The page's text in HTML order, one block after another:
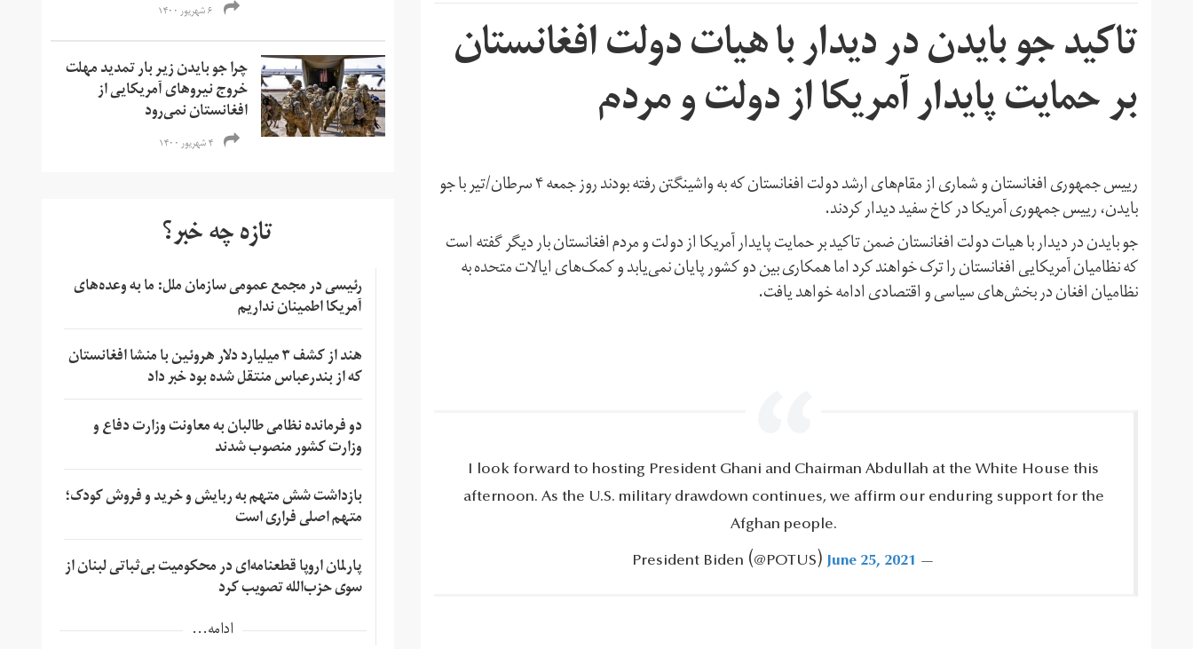
تاکید جو بایدن در دیدار با هیات دولت افغانستان
بر حمایت پایدار آمریکا از دولت و مردم
رییس جمهوری افغانستان و شماری از مقام‌های ارشد دولت افغانستان که به واشینگتن رفته بودند روز جمعه ۴ سرطان/تیر با جو
بایدن، رییس جمهوری آمریکا در کاخ سفید دیدار کردند.
جو بایدن در دیدار با هیات دولت افغانستان ضمن تاکید بر حمایت پایدار آمریکا از دولت و مردم افغانستان بار دیگر گفته است
که نظامیان آمریکایی افغانستان را ترک خواهند کرد اما همکاری بین دو کشور پایان نمی‌یابد و کمک‌های ایالات متحده به
نظامیان افغان در بخش‌های سیاسی و اقتصادی ادامه خواهد یافت.
I look forward to hosting President Ghani and Chairman Abdullah at the White House this
afternoon.‎ As the U.S.‎ military drawdown continues, we affirm our enduring support for the
Afghan people.‎
— President Biden ‪(@POTUS)‬
June 25, 2021
۶ شهریور ۱۴۰۰
چرا جو بایدن زیر بار تمدید مهلت
خروج نیروهای آمریکایی از
افغانستان نمی‌رود
۴ شهریور ۱۴۰۰
تازه چه خبر؟
رئیسی در مجمع عمومی سازمان ملل: ما به وعده‌های
آمریکا اطمینان نداریم
هند از کشف ۳ میلیارد دلار هروئین با منشا افغانستان
که از بندرعباس منتقل شده بود خبر داد
دو فرمانده نظامی طالبان به معاونت وزارت دفاع و
وزارت کشور منصوب شدند
بازداشت شش متهم به ربایش و خرید و فروش کودک؛
متهم اصلی فراری است
پارلمان اروپا قطعنامه‌ای در محکومیت بی‌ثباتی لبنان از
سوی حزب‌الله تصویب کرد
ادامه...